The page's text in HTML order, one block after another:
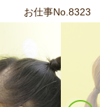
お仕事No.8323